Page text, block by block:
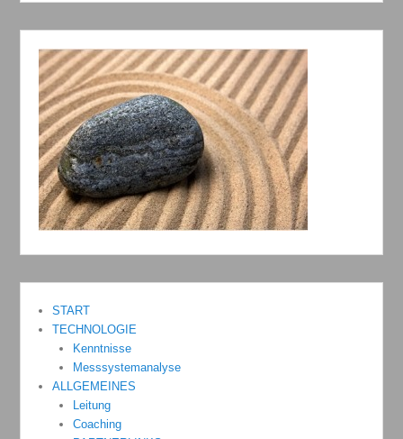
START
TECHNOLOGIE
Kenntnisse
Messsystemanalyse
ALLGEMEINES
Leitung
Coaching